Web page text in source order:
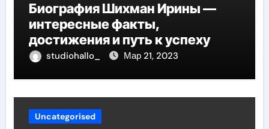
Биография Шихман Ирины —
интересные факты,
достижения и путь к успеху
studiohallo_ Мар 21, 2023
Uncategorised